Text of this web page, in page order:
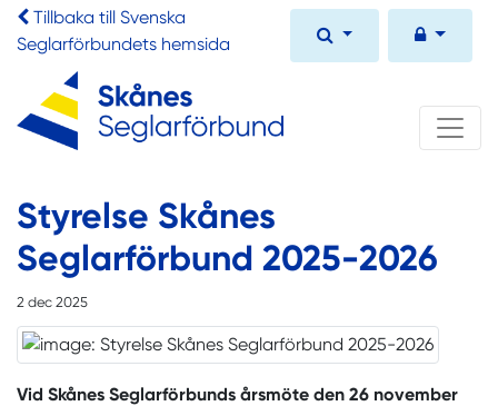
Tillbaka till Svenska
Seglarförbundets hemsida
Styrelse Skånes
Seglarförbund 2025-2026
2 dec 2025
Vid Skånes Seglarförbunds årsmöte den 26 november